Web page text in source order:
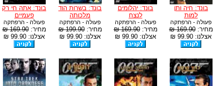
בונד: חיה ותן
למות
פעולה - הרפתקה
מחיר:169.90 ₪
אצלנו: 99.90 ₪
בונד: יהלומים
לנצח
פעולה - הרפתקה
מחיר:169.90 ₪
אצלנו: 99.90 ₪
בונד: בשרות הוד
מלכותה
פעולה - הרפתקה
מחיר:199.90 ₪
אצלנו: 99.90 ₪
בונד: אתה חי רק
פעמיים
פעולה - הרפתקה
מחיר:169.90 ₪
אצלנו: 99.90 ₪